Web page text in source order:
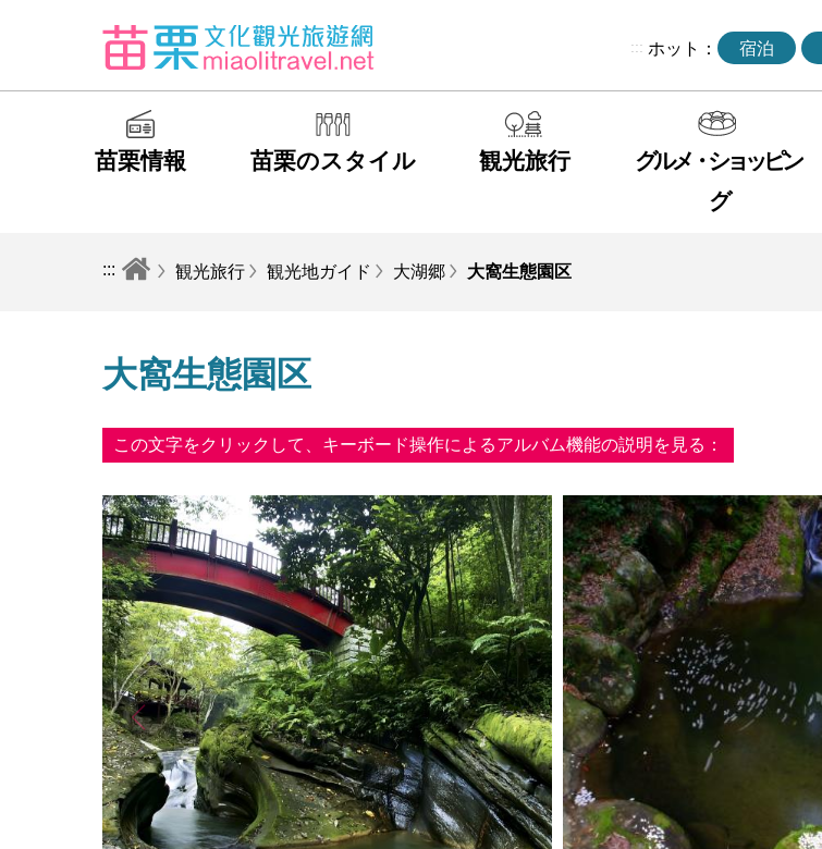
::: ホット： 宿泊
苗栗情報 苗栗のスタイル 観光旅行
グルメ・ショッピン
グ
::: 観光旅行 観光地ガイド 大湖郷 大窩生態園区
大窩生態園区
この文字をクリックして、キーボード操作によるアルバム機能の説明を見る：